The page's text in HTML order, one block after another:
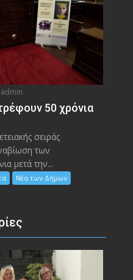
50 χρόνια
σειράς
των
μετά την...
Νέα των Δήμων